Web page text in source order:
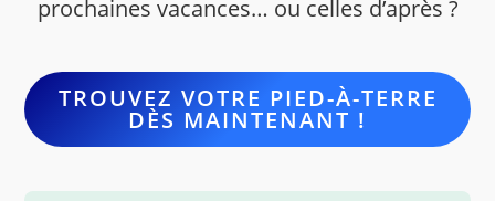
prochaines vacances… ou celles d’après ?
TROUVEZ VOTRE PIED-À-TERRE
DÈS MAINTENANT !